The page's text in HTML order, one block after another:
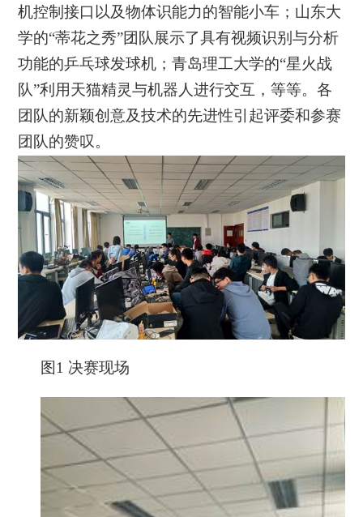
机控制接口以及物体识能力的智能小车；山东大
学的“蒂花之秀”团队展示了具有视频识别与分析
功能的乒乓球发球机；青岛理工大学的“星火战
队”利用天猫精灵与机器人进行交互，等等。各
团队的新颖创意及技术的先进性引起评委和参赛
团队的赞叹。
图1 决赛现场